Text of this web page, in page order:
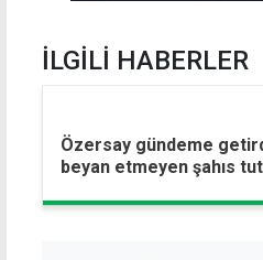
İLGİLİ HABERLER
Özersay gündeme
beyan etmeyen şahıs